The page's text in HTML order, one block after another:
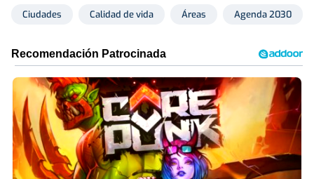
Ciudades Calidad de vida Áreas Agenda 2030